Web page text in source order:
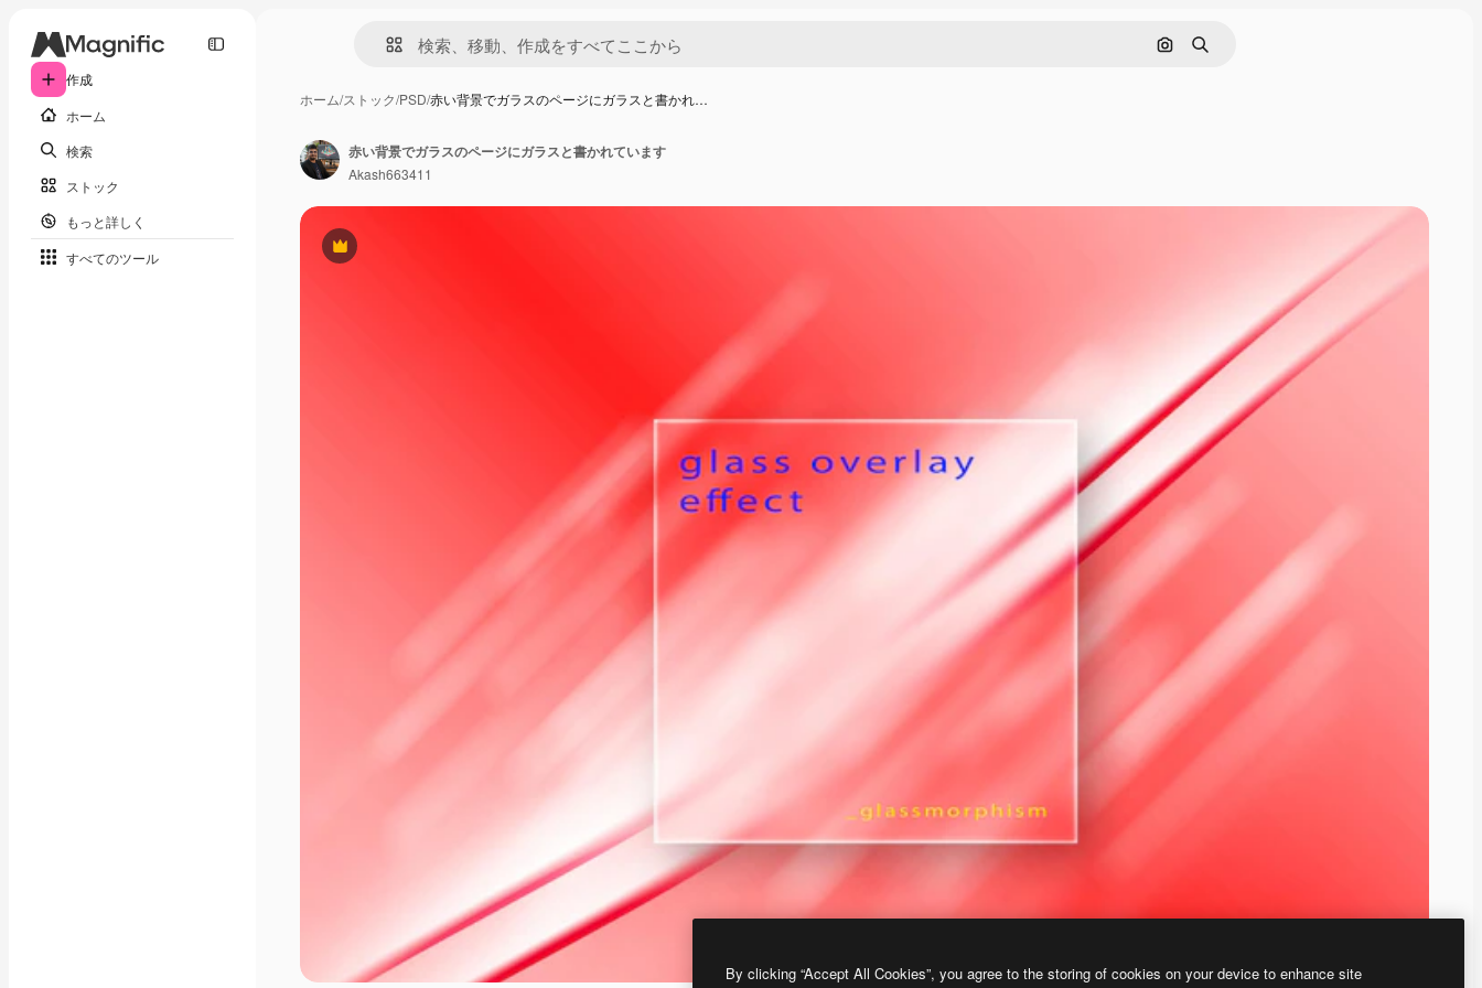
作成
ホーム
検索
ストック
もっと詳しく
すべてのツール
画像で検索
検索
ホーム/ストック/PSD/赤い背景でガラスのページにガラスと書かれ…
Premium
赤い背景でガラスのページにガラスと書かれています
Akash663411
By clicking “Accept All Cookies”, you agree to the storing of cookies on your device to enhance site